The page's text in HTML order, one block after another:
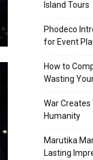
Island Tours
Phodeco
for Event
How to
Wasting
War Creates
Humanity
Marutika
Lasting